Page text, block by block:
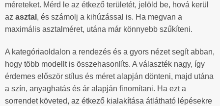
méreteket. Mérd le az étkező területét, jelöld be, hová kerül
az asztal , és számolj a kihúzással is. Ha megvan a
maximális asztalméret, utána már könnyebb szűkíteni.
A kategóriaoldalon a rendezés és a gyors nézet segít abban,
hogy több modellt is összehasonlíts. A választék nagy, így
érdemes először stílus és méret alapján dönteni, majd utána
a szín, anyaghatás és ár alapján finomítani. Ha ezt a
sorrendet követed, az étkező kialakítása átlátható lépésekre